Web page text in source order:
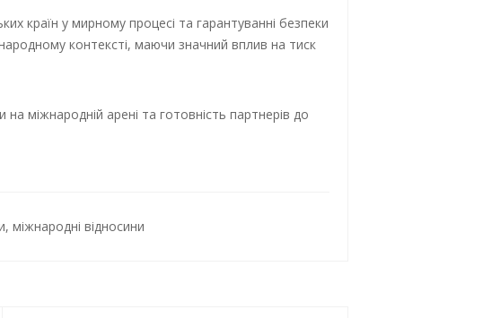
країн у мирному процесі та гарантуванні безпеки
контексті, маючи значний вплив на тиск
міжнародній арені та готовність партнерів до
, міжнародні відносини